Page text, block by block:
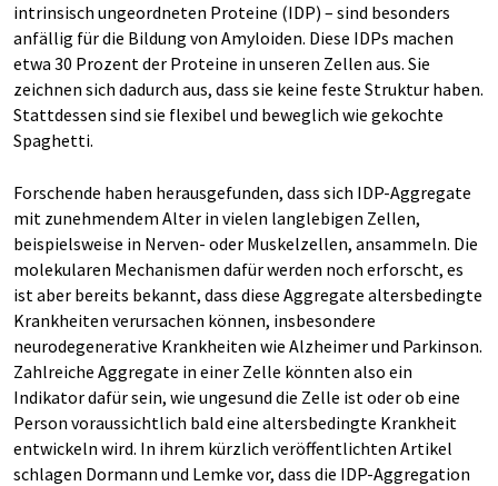
intrinsisch ungeordneten Proteine (IDP) – sind besonders
anfällig für die Bildung von Amyloiden. Diese IDPs machen
etwa 30 Prozent der Proteine in unseren Zellen aus. Sie
zeichnen sich dadurch aus, dass sie keine feste Struktur haben.
Stattdessen sind sie flexibel und beweglich wie gekochte
Spaghetti.
Forschende haben herausgefunden, dass sich IDP-Aggregate
mit zunehmendem Alter in vielen langlebigen Zellen,
beispielsweise in Nerven- oder Muskelzellen, ansammeln. Die
molekularen Mechanismen dafür werden noch erforscht, es
ist aber bereits bekannt, dass diese Aggregate altersbedingte
Krankheiten verursachen können, insbesondere
neurodegenerative Krankheiten wie Alzheimer und Parkinson.
Zahlreiche Aggregate in einer Zelle könnten also ein
Indikator dafür sein, wie ungesund die Zelle ist oder ob eine
Person voraussichtlich bald eine altersbedingte Krankheit
entwickeln wird. In ihrem kürzlich veröffentlichten Artikel
schlagen Dormann und Lemke vor, dass die IDP-Aggregation